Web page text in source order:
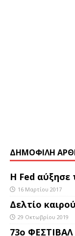
ΔΗΜΟΦΙΛΗ
Η Fed αύξησε
16 Μαρτίου 2017
Δελτίο
29 Οκτωβρίου 2019
73ο